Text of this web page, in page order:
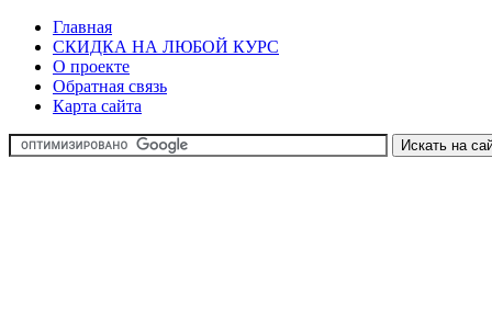
Главная
СКИДКА НА ЛЮБОЙ КУРС
О проекте
Обратная связь
Карта сайта